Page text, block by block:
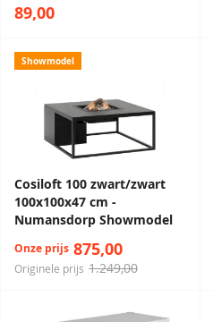
89,00
Showmodel
Cosiloft 100 zwart/zwart
100x100x47 cm -
Numansdorp Showmodel
Originele prijs 1.249,00
Onze prijs 875,00